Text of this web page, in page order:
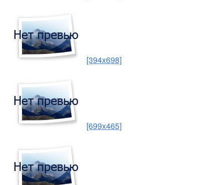
[394x698]
[699x465]